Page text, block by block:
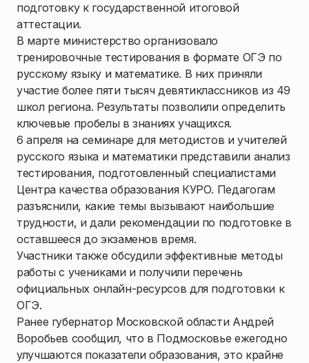
подготовку к государственной итоговой
аттестации.
В марте министерство организовало
тренировочные тестирования в формате ОГЭ по
русскому языку и математике. В них приняли
участие более пяти тысяч девятиклассников из 49
школ региона. Результаты позволили определить
ключевые пробелы в знаниях учащихся.
6 апреля на семинаре для методистов и учителей
русского языка и математики представили анализ
тестирования, подготовленный специалистами
Центра качества образования КУРО. Педагогам
разъяснили, какие темы вызывают наибольшие
трудности, и дали рекомендации по подготовке в
оставшееся до экзаменов время.
Участники также обсудили эффективные методы
работы с учениками и получили перечень
официальных онлайн-ресурсов для подготовки к
ОГЭ.
Ранее губернатор Московской области Андрей
Воробьев сообщил, что в Подмосковье ежегодно
улучшаются показатели образования, это крайне